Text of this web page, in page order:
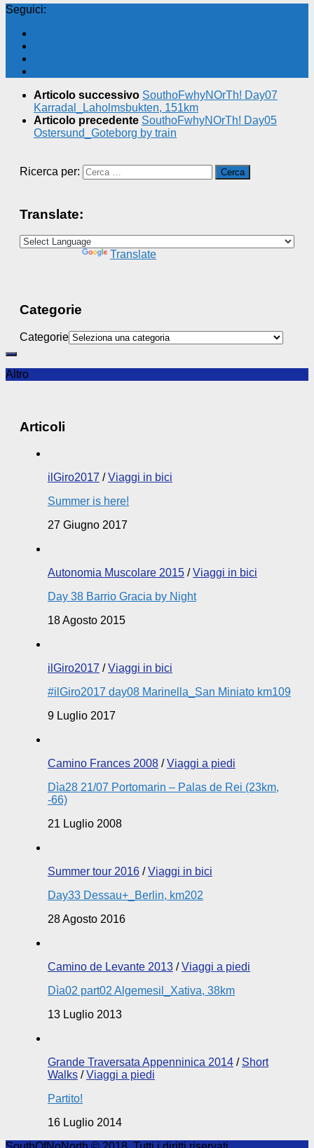
Seguici:
Articolo successivo SouthoFwhyNOrTh! Day07
Karradal_Laholmsbukten, 151km
Articolo precedente SouthoFwhyNOrTh! Day05
Ostersund_Goteborg by train
Ricerca per:
Translate:
Translate
Categorie
Categorie
Altro
Articoli
ilGiro2017 /Viaggi in bici
Summer is here!
27 Giugno 2017
Autonomia Muscolare 2015 /Viaggi in bici
Day 38 Barrio Gracia by Night
18 Agosto 2015
ilGiro2017 /Viaggi in bici
#ilGiro2017 day08 Marinella_San Miniato km109
9 Luglio 2017
Camino Frances 2008 /Viaggi a piedi
Dìa28 21/07 Portomarin – Palas de Rei (23km,
-66)
21 Luglio 2008
Summer tour 2016 /Viaggi in bici
Day33 Dessau+_Berlin, km202
28 Agosto 2016
Camino de Levante 2013 /Viaggi a piedi
Dìa02 part02 Algemesil_Xativa, 38km
13 Luglio 2013
Grande Traversata Appenninica 2014 / Short
Walks /Viaggi a piedi
Partito!
16 Luglio 2014